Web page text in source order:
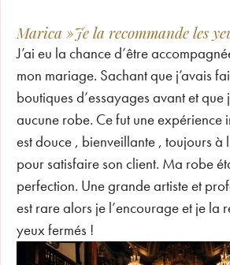
Marica »Je la recommande les
J’ai eu la chance d’être
mon mariage. Sachant que j’avais
boutiques d’essayages avant et que
aucune robe. Ce fut une expérience
est douce , bienveillante , toujours à
pour satisfaire son client. Ma robe
perfection. Une grande artiste et
est rare alors je l’encourage et je la
yeux fermés !